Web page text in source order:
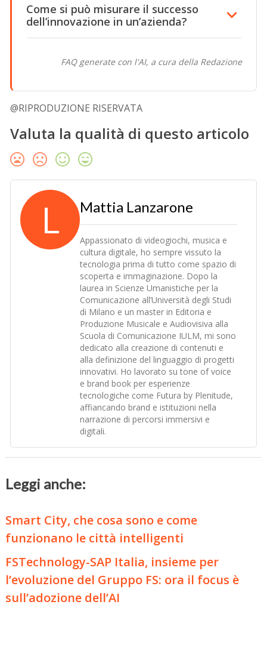
Come si può misurare il successo
dell’innovazione in un’azienda?
FAQ generate con l'AI, a cura della Redazione
@RIPRODUZIONE RISERVATA
Valuta la qualità di questo articolo
L Mattia Lanzarone
Appassionato di videogiochi, musica e
cultura digitale, ho sempre vissuto la
tecnologia prima di tutto come spazio di
scoperta e immaginazione. Dopo la
laurea in Scienze Umanistiche per la
Comunicazione all’Università degli Studi
di Milano e un master in Editoria e
Produzione Musicale e Audiovisiva alla
Scuola di Comunicazione IULM, mi sono
dedicato alla creazione di contenuti e
alla definizione del linguaggio di progetti
innovativi. Ho lavorato su tone of voice
e brand book per esperienze
tecnologiche come Futura by Plenitude,
affiancando brand e istituzioni nella
narrazione di percorsi immersivi e
digitali.
Leggi anche:
Smart City, che cosa sono e come
funzionano le città intelligenti
FSTechnology-SAP Italia, insieme per
l’evoluzione del Gruppo FS: ora il focus è
sull’adozione dell’AI